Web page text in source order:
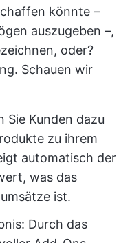
könnte –
auszugeben –,
oder?
Schauen wir
Sie Kunden dazu
zu ihrem
automatisch der
was das
ist.
Durch das